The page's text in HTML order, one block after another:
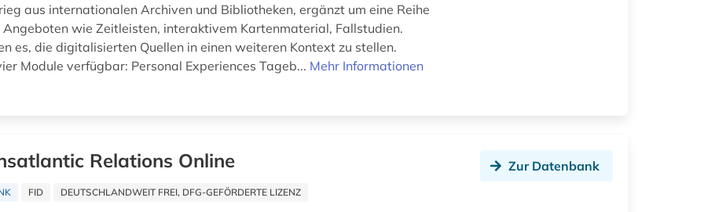
aus internationalen Archiven und Bibliotheken, ergänzt um eine Reihe
wie Zeitleisten, interaktivem Kartenmaterial, Fallstudien.
es, die digitalisierten Quellen in einen weiteren Kontext zu stellen.
Module verfügbar: Personal Experiences Tageb... Mehr Informationen
Relations Online
FID DEUTSCHLANDWEIT FREI, DFG-GEFÖRDERTE LIZENZ
Zur Datenbank